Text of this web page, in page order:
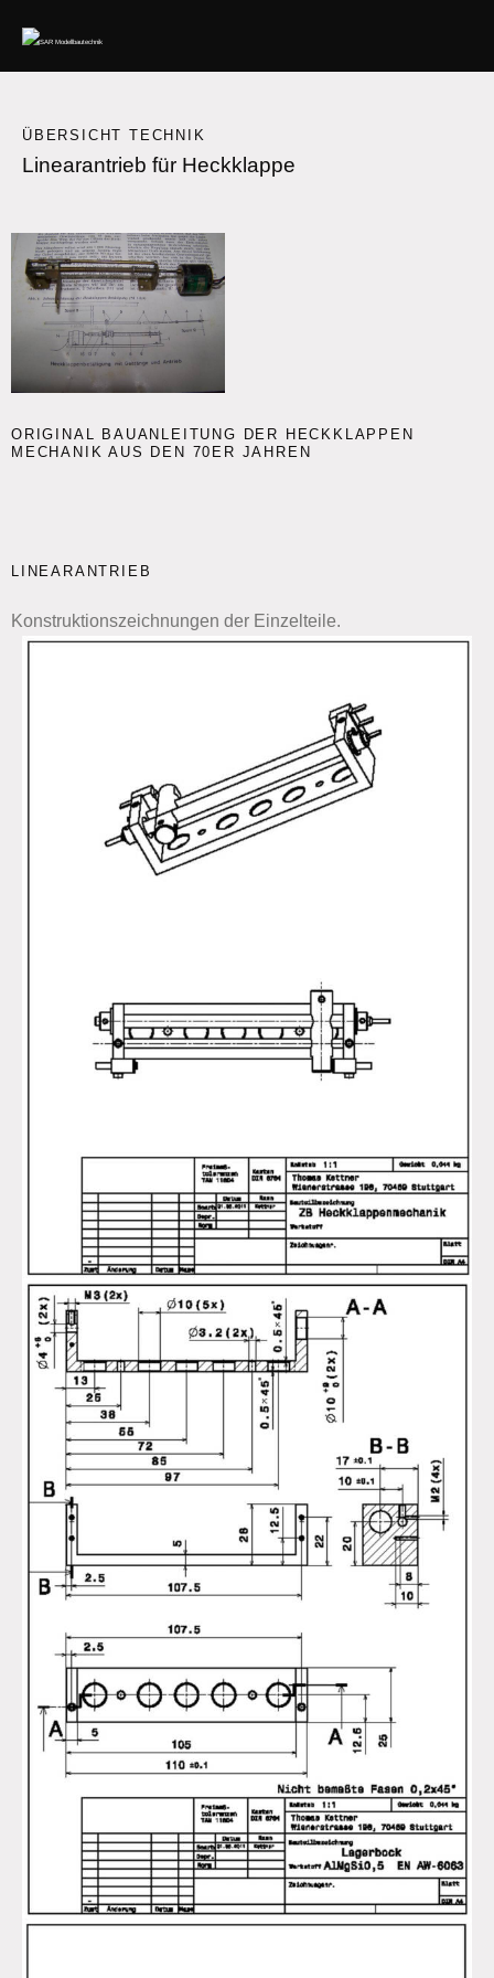
ÜBERSICHT TECHNIK
Linearantrieb für Heckklappe
ORIGINAL BAUANLEITUNG DER HECKKLAPPEN
MECHANIK AUS DEN 70ER JAHREN
LINEARANTRIEB
Konstruktionszeichnungen der Einzelteile.